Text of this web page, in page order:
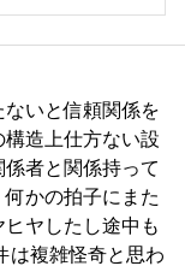
いと信頼関係を
造上仕方ない設
者と関係持って
かの拍子にまた
ヤしたし途中も
は複雑怪奇と思わ